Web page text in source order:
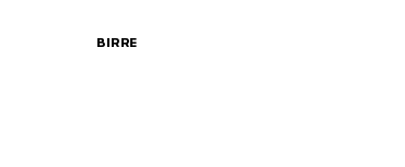
BIRRE